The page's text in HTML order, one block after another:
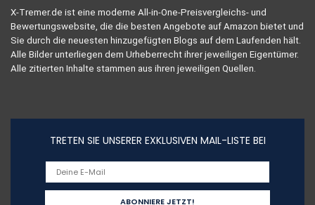
X-Tremer.de ist eine moderne All-in-One-Preisvergleichs- und
Bewertungswebsite, die die besten Angebote auf Amazon bietet und
Sie durch die neuesten hinzugefügten Blogs auf dem Laufenden hält.
Alle Bilder unterliegen dem Urheberrecht ihrer jeweiligen Eigentümer.
Alle zitierten Inhalte stammen aus ihren jeweiligen Quellen.
TRETEN SIE UNSERER EXKLUSIVEN MAIL-LISTE BEI